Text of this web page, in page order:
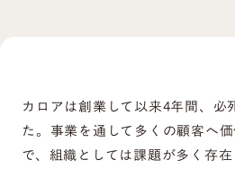
カロアは創業して以来4年間、必
た。事業を通して多くの顧客へ
で、組織としては課題が多く存在